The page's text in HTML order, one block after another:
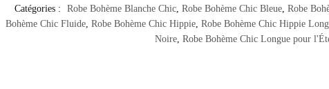
Catégories :
Robe Bohème Blanche Chic, Robe Bohème Chic Bleue, Robe
Bohème Chic Fluide, Robe Bohème Chic Hippie, Robe Bohème Chic Hippie
Noire, Robe Bohème Chic Longue pour